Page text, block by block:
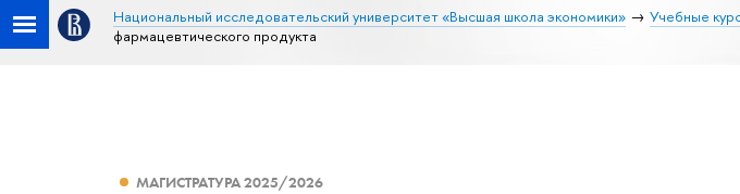
Национальный исследовательский университет «Высшая школа экономики» Учебные
фармацевтического продукта
МАГИСТРАТУРА 2025/2026